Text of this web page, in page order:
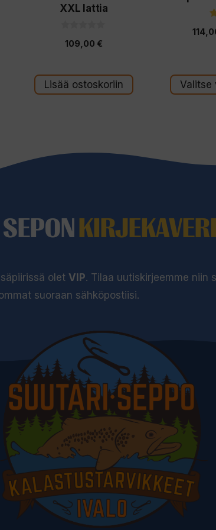
XXL lattia
ä
109,00 €
Lisää ostoskoriin Valitse
oletVIP. Tilaa uutiskirjeemme niin
suoraan sähköpostiisi.